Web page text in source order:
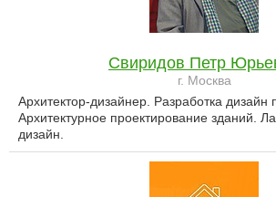
Свиридов Петр
г. Москва
Архитектор-дизайнер. Разработка дизайн
Архитектурное проектирование зданий.
дизайн.